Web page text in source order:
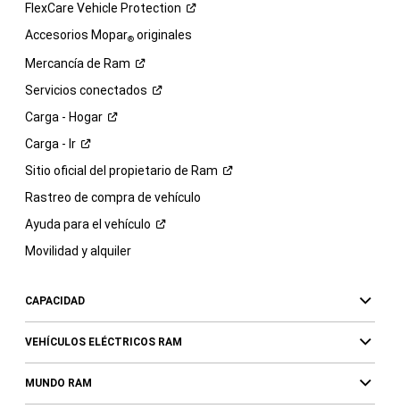
FlexCare Vehicle Protection
Accesorios Mopar®originales
Mercancía de Ram
Servicios conectados
Carga - Hogar
Carga - Ir
Sitio oficial del propietario de Ram
Rastreo de compra de vehículo
Ayuda para el vehículo
Movilidad y alquiler
CAPACIDAD
VEHÍCULOS ELÉCTRICOS RAM
MUNDO RAM